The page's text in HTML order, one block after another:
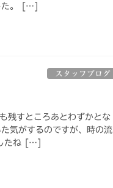
た。 […]
スタッフブログ
残すところあとわずかとな
気がするのですが、時の流
たね […]